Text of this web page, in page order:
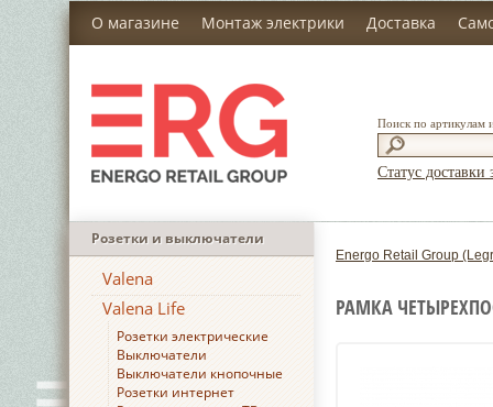
О магазине Монтаж электрики Доставка
Поиск по артикулам
Статус доставки
Розетки и выключатели
Valena
Valena Life
Розетки электрические
Выключатели
Выключатели кнопочные
Розетки интернет
Energo Retail Group
РАМКА